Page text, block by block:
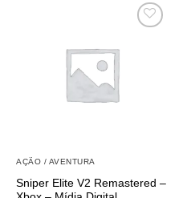
AÇÃO / AVENTURA
Sniper Elite V2 Remastered –